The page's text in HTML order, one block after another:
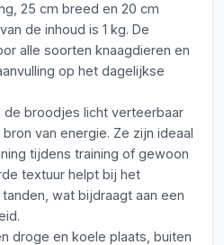
25 cm breed en 20 cm
de inhoud is 1 kg. De
alle soorten knaagdieren en
op het dagelijkse
de broodjes licht verteerbaar
van energie. Ze zijn ideaal
tijdens training of gewoon
textuur helpt bij het
wat bijdraagt aan een
droge en koele plaats, buiten